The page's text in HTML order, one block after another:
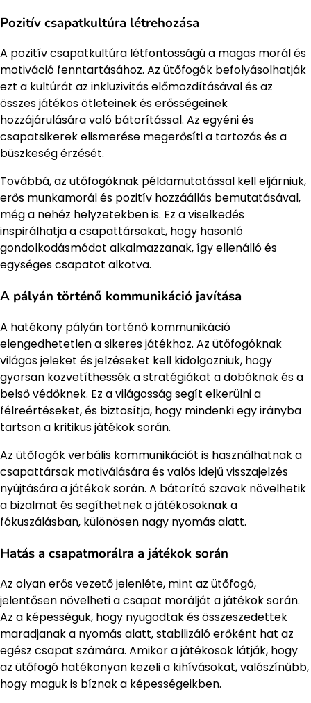
Pozitív csapatkultúra létrehozása
A pozitív csapatkultúra létfontosságú a magas morál és
motiváció fenntartásához. Az ütőfogók befolyásolhatják
ezt a kultúrát az inkluzivitás előmozdításával és az
összes játékos ötleteinek és erősségeinek
hozzájárulására való bátorítással. Az egyéni és
csapatsikerek elismerése megerősíti a tartozás és a
büszkeség érzését.
Továbbá, az ütőfogóknak példamutatással kell eljárniuk,
erős munkamorál és pozitív hozzáállás bemutatásával,
még a nehéz helyzetekben is. Ez a viselkedés
inspirálhatja a csapattársakat, hogy hasonló
gondolkodásmódot alkalmazzanak, így ellenálló és
egységes csapatot alkotva.
A pályán történő kommunikáció javítása
A hatékony pályán történő kommunikáció
elengedhetetlen a sikeres játékhoz. Az ütőfogóknak
világos jeleket és jelzéseket kell kidolgozniuk, hogy
gyorsan közvetíthessék a stratégiákat a dobóknak és a
belső védőknek. Ez a világosság segít elkerülni a
félreértéseket, és biztosítja, hogy mindenki egy irányba
tartson a kritikus játékok során.
Az ütőfogók verbális kommunikációt is használhatnak a
csapattársak motiválására és valós idejű visszajelzés
nyújtására a játékok során. A bátorító szavak növelhetik
a bizalmat és segíthetnek a játékosoknak a
fókuszálásban, különösen nagy nyomás alatt.
Hatás a csapatmorálra a játékok során
Az olyan erős vezető jelenléte, mint az ütőfogó,
jelentősen növelheti a csapat morálját a játékok során.
Az a képességük, hogy nyugodtak és összeszedettek
maradjanak a nyomás alatt, stabilizáló erőként hat az
egész csapat számára. Amikor a játékosok látják, hogy
az ütőfogó hatékonyan kezeli a kihívásokat, valószínűbb,
hogy maguk is bíznak a képességeikben.